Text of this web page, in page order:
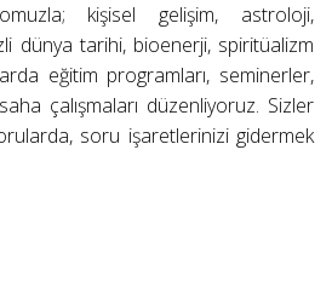
kişisel gelişim, astroloji,
dünya tarihi, bioenerji, spiritüalizm
eğitim programları, seminerler,
çalışmaları düzenliyoruz. Sizler
soru işaretlerinizi gidermek